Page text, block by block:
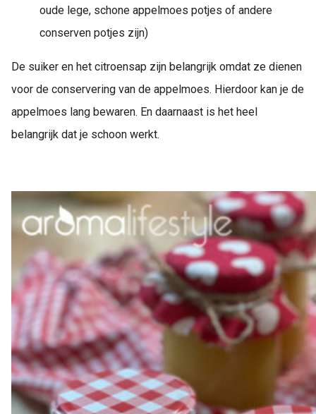
oude lege, schone appelmoes potjes of andere
conserven potjes zijn)
De suiker en het citroensap zijn belangrijk omdat ze dienen
voor de conservering van de appelmoes. Hierdoor kan je de
appelmoes lang bewaren. En daarnaast is het heel
belangrijk dat je schoon werkt.